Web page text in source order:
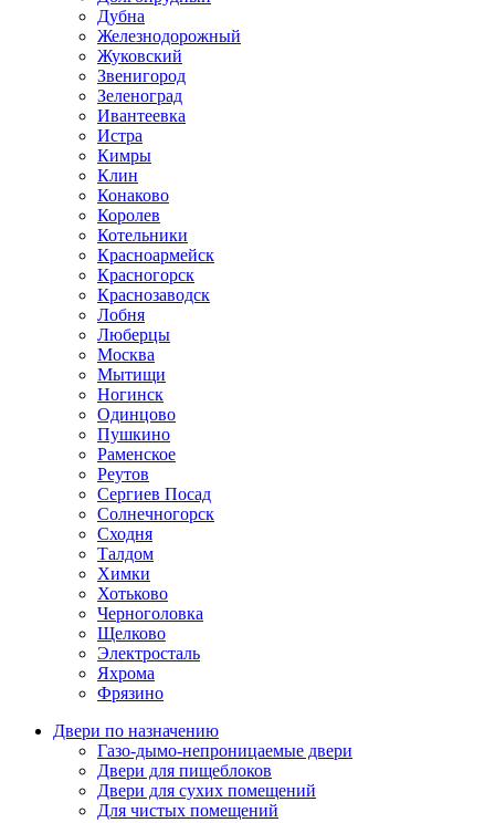
Дубна
Железнодорожный
Жуковский
Звенигород
Зеленоград
Ивантеевка
Истра
Кимры
Клин
Конаково
Королев
Котельники
Красноармейск
Красногорск
Краснозаводск
Лобня
Люберцы
Москва
Мытищи
Ногинск
Одинцово
Пушкино
Раменское
Реутов
Сергиев Посад
Солнечногорск
Сходня
Талдом
Химки
Хотьково
Черноголовка
Щелково
Электросталь
Яхрома
Фрязино
Двери по назначению
Газо-дымо-непроницаемые двери
Двери для пищеблоков
Двери для сухих помещений
Для чистых помещений